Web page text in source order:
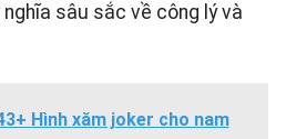
sâu sắc về công lý và
Hình xăm joker cho nam